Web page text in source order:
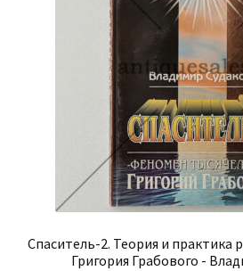
Спаситель-2. Теория и практика
Григория Грабового -